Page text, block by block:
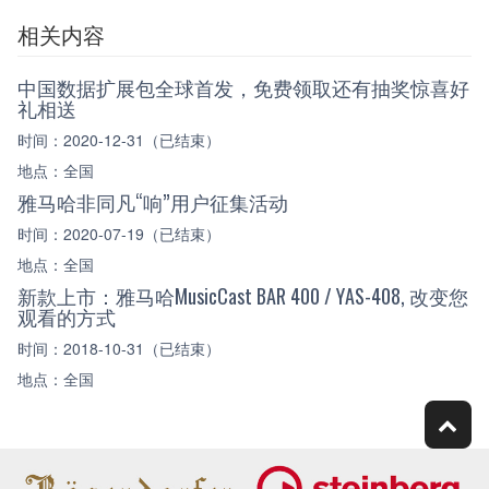
相关内容
中国数据扩展包全球首发，免费领取还有抽奖惊喜好
礼相送
时间：2020-12-31（已结束）
地点：全国
雅马哈非同凡“响”用户征集活动
时间：2020-07-19（已结束）
地点：全国
新款上市：雅马哈MusicCast BAR 400 / YAS-408, 改变您
观看的方式
时间：2018-10-31（已结束）
地点：全国